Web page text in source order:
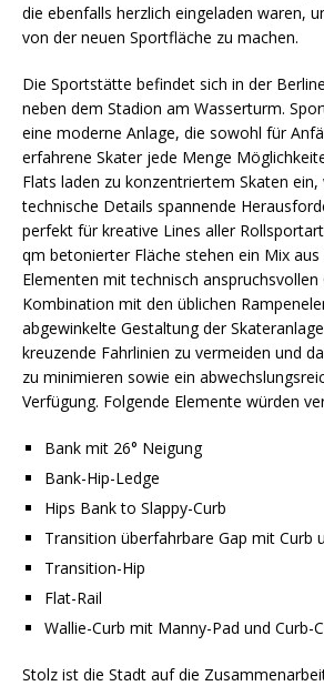
die ebenfalls herzlich eingeladen waren,
von der neuen Sportfläche zu machen.
Die Sportstätte befindet sich in der
neben dem Stadion am Wasserturm.
eine moderne Anlage, die sowohl für
erfahrene Skater jede Menge
Flats laden zu konzentriertem Skaten ein,
technische Details spannende
perfekt für kreative Lines aller
qm betonierter Fläche stehen ein Mix
Elementen mit technisch anspruchsvollen
Kombination mit den üblichen
abgewinkelte Gestaltung der
kreuzende Fahrlinien zu vermeiden und
zu minimieren sowie ein
Verfügung. Folgende Elemente würden
Bank mit 26° Neigung
Bank-Hip-Ledge
Hips Bank to Slappy-Curb
Transition überfahrbare Gap mit Curb
Transition-Hip
Flat-Rail
Wallie-Curb mit Manny-Pad und Curb-
Stolz ist die Stadt auf die